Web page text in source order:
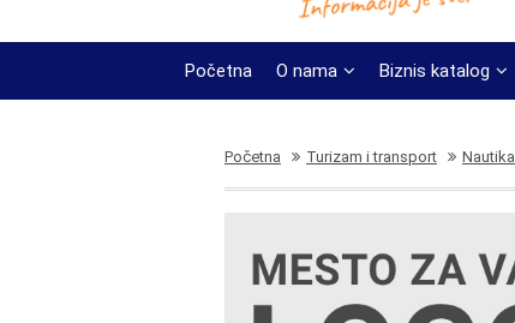
Početna O nama Biznis katalog
Početna Turizam i transport Nautika